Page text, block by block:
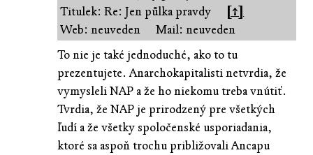
Titulek: Re: Jen půlka pravdy
[↑]
Web: neuveden
Mail: neuveden
To nie je také jednoduché, ako to tu
prezentujete. Anarchokapitalisti netvrdia, že
vymysleli NAP a že ho niekomu treba vnútiť.
Tvrdia, že NAP je prirodzený pre všetkých
ľudí a že všetky spoločenské usporiadania,
ktoré sa aspoň trochu približovali Ancapu